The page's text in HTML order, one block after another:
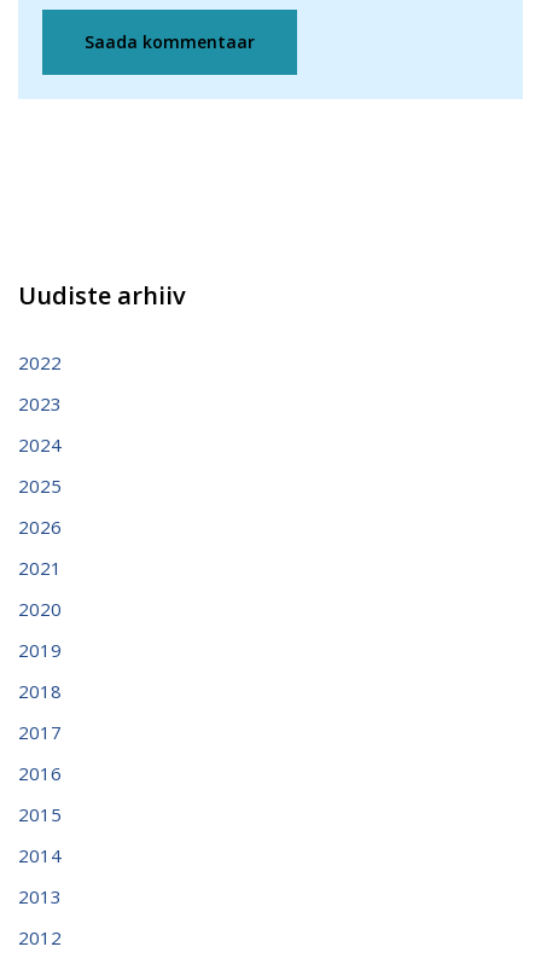
Uudiste arhiiv
2022
2023
2024
2025
2026
2021
2020
2019
2018
2017
2016
2015
2014
2013
2012